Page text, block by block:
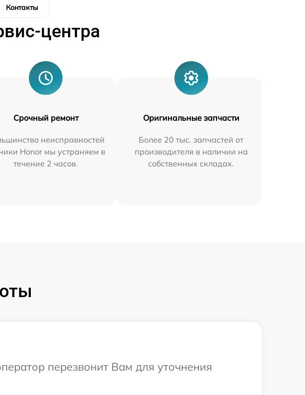
Контакты
центра
Срочный ремонт
неисправностей
Honor мы устраняем в
течение 2 часов.
Оригинальные запчасти
Более 20 тыс. запчастей от
производителя в наличии на
собственных складах.
перезвонит Вам для уточнения